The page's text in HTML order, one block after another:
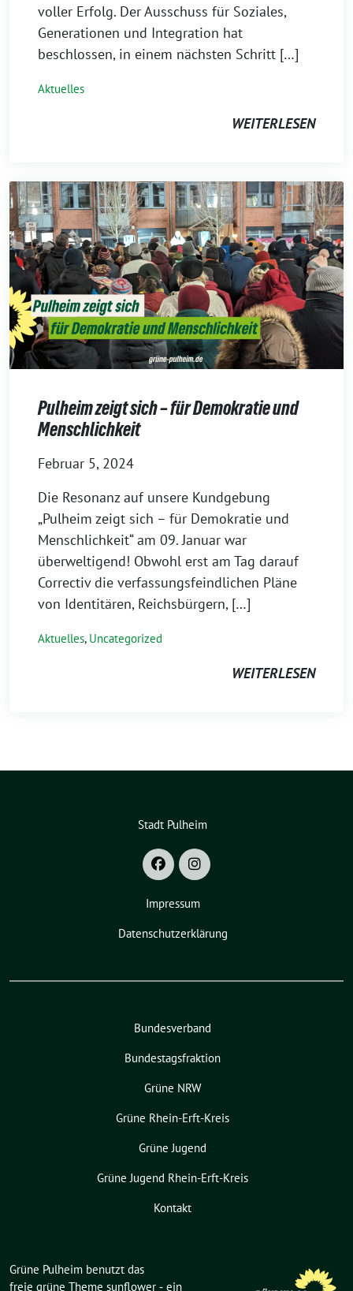
voller Erfolg. Der Ausschuss für Soziales,
Generationen und Integration hat
beschlossen, in einem nächsten Schritt […]
Aktuelles
WEITERLESEN
Pulheim zeigt sich – für Demokratie und
Menschlichkeit
Februar 5, 2024
Die Resonanz auf unsere Kundgebung
„Pulheim zeigt sich – für Demokratie und
Menschlichkeit“ am 09. Januar war
überweltigend! Obwohl erst am Tag darauf
Correctiv die verfassungsfeindlichen Pläne
von Identitären, Reichsbürgern, […]
Aktuelles, Uncategorized
WEITERLESEN
Stadt Pulheim
Impressum
Datenschutzerklärung
Bundesverband
Bundestagsfraktion
Grüne NRW
Grüne Rhein-Erft-Kreis
Grüne Jugend
Grüne Jugend Rhein-Erft-Kreis
Kontakt
Grüne Pulheim benutzt das
freie grüne Theme sunflower ‐ ein